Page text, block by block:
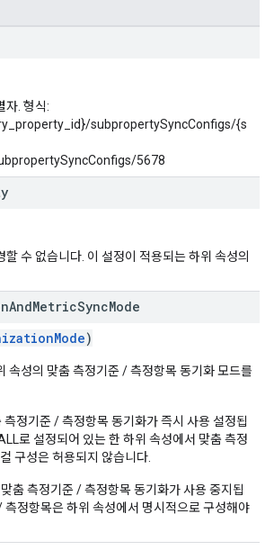
자. 형식:
subpropertySyncConfigs/{s
5678
할 수 없습니다. 이 설정이 적용되는 하위 속성의
AndMetricSyncMode
)
속성의 맞춤 측정기준 / 측정항목 동기화 모드를
정기준 / 측정항목 동기화가 즉시 사용 설정됩
로 설정되어 있는 한 하위 속성에서 맞춤 측정
구성은 허용되지 않습니다.
춤 측정기준 / 측정항목 동기화가 사용 중지됩
측정항목은 하위 속성에서 명시적으로 구성해야